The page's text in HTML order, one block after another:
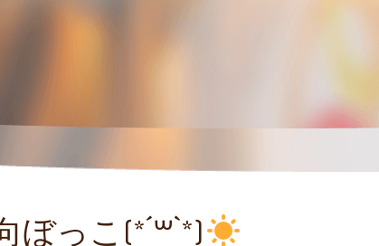
っこ(*´꒳`*)